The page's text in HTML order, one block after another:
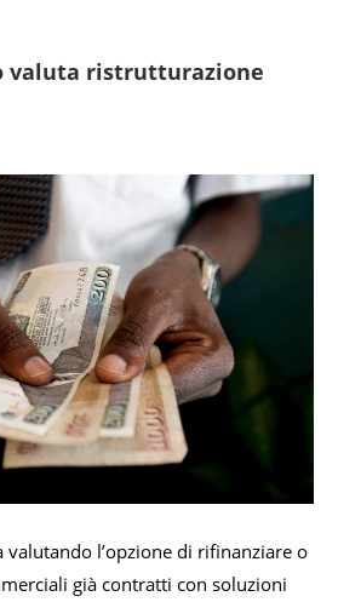
valuta ristrutturazione
valutando l’opzione di rifinanziare o
già contratti con soluzioni